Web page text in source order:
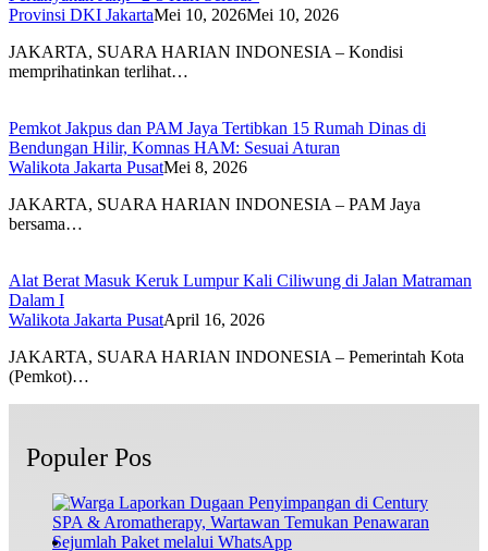
Provinsi DKI JakartaMei 10, 2026Mei 10, 2026
JAKARTA, SUARA HARIAN INDONESIA – Kondisi
memprihatinkan terlihat…
Pemkot Jakpus dan PAM Jaya Tertibkan 15 Rumah Dinas di
Bendungan Hilir, Komnas HAM: Sesuai Aturan
Walikota Jakarta PusatMei 8, 2026
JAKARTA, SUARA HARIAN INDONESIA – PAM Jaya
bersama…
Alat Berat Masuk Keruk Lumpur Kali Ciliwung di Jalan Matraman
Dalam I
Walikota Jakarta PusatApril 16, 2026
JAKARTA, SUARA HARIAN INDONESIA – Pemerintah Kota
(Pemkot)…
Populer Pos